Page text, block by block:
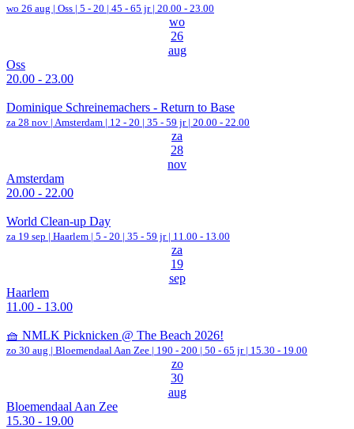
wo 26 aug | Oss | 5 - 20 | 45 - 65 jr | 20.00 - 23.00
wo
26
aug
Oss
20.00 - 23.00
Dominique Schreinemachers - Return to Base
za 28 nov | Amsterdam | 12 - 20 | 35 - 59 jr | 20.00 - 22.00
za
28
nov
Amsterdam
20.00 - 22.00
World Clean-up Day
za 19 sep | Haarlem | 5 - 20 | 35 - 59 jr | 11.00 - 13.00
za
19
sep
Haarlem
11.00 - 13.00
🧺 NMLK Picknicken @ The Beach 2026!
zo 30 aug | Bloemendaal Aan Zee | 190 - 200 | 50 - 65 jr | 15.30 - 19.00
zo
30
aug
Bloemendaal Aan Zee
15.30 - 19.00